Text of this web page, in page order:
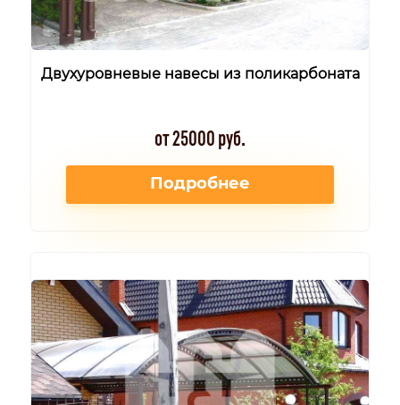
Двухуровневые навесы из поликарбоната
от 25000 руб.
Подробнее